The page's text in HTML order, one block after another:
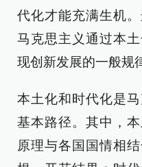
代化才能充满生机
马克思主义通过本
现创新发展的一般规
本土化和时代化是
基本路径。其中，
原理与各国国情相